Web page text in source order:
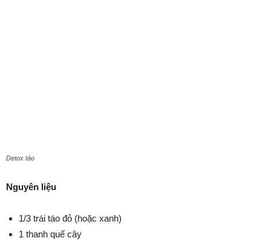
Detox táo
Nguyên liệu
1/3 trái táo đỏ (hoặc xanh)
1 thanh quế cây